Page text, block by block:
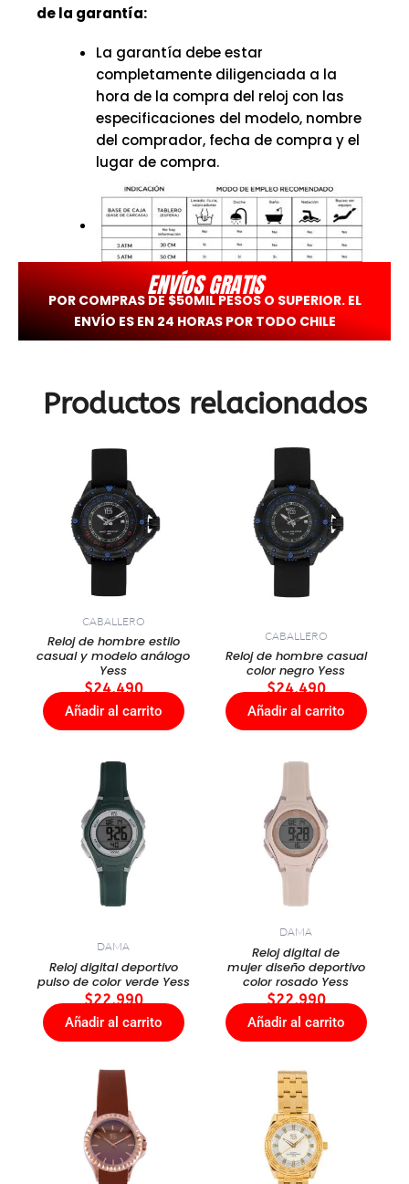
de la garantía:
La garantía debe estar
completamente diligenciada a la
hora de la compra del reloj con las
especificaciones del modelo, nombre
del comprador, fecha de compra y el
lugar de compra.
ENVÍOS GRATIS
POR COMPRAS DE $50MIL PESOS O SUPERIOR. EL
ENVÍO ES EN 24 HORAS POR TODO CHILE
Productos relacionados
CABALLERO
Reloj de hombre estilo
casual y modelo análogo
Yess
$24.490
Añadir al carrito
CABALLERO
Reloj de hombre casual
color negro Yess
$24.490
Añadir al carrito
DAMA
Reloj digital deportivo
pulso de color verde Yess
$22.990
Añadir al carrito
DAMA
Reloj digital de
mujer diseño deportivo
color rosado Yess
$22.990
Añadir al carrito